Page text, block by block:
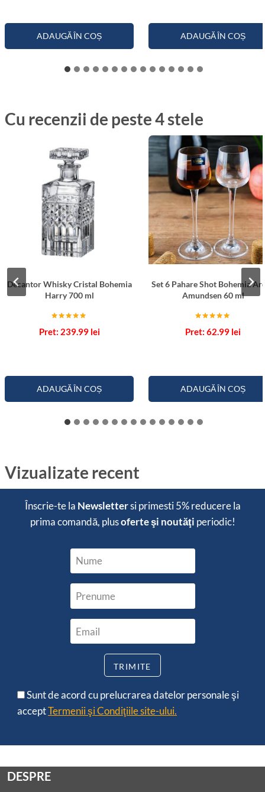
ADAUGĂ ÎN COȘ ADAUGĂ ÎN COȘ
Cu recenzii de peste 4 stele
Decantor Whisky Cristal Bohemia
Harry 700 ml
5.00
239.99 lei
ADAUGĂ ÎN COȘ
Set 6 Pahare Shot Bohemia
Amundsen 60 ml
5.00
62.99 lei
ADAUGĂ ÎN COȘ
Vizualizate recent
Înscrie-te la Newslettersi primesti5% reducerela
prima comandă, plusoferte şi noutăţi periodic!
Sunt de acord cu prelucrarea datelor personale şi
acceptTermenii şi Condiţiile site-ului.
DESPRE